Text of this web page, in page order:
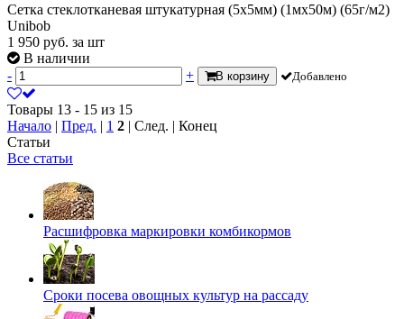
Сетка стеклотканевая штукатурная (5х5мм) (1мх50м) (65г/м2)
Unibob
1 950 руб. за шт
В наличии
-
+ В корзину Добавлено
Товары 13 - 15 из 15
Начало | Пред. | 1 2 | След. | Конец
Статьи
Все статьи
Расшифровка маркировки комбикормов
Сроки посева овощных культур на рассаду